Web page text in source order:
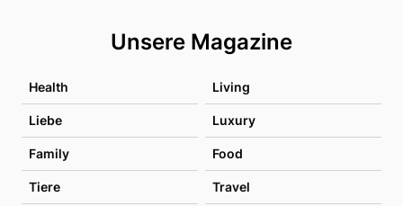
Unsere Magazine
Health Living
Liebe Luxury
Family Food
Tiere Travel